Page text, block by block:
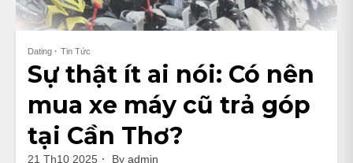
Dating Tin Tức
Sự thật ít ai nói: Có nên
mua xe máy cũ trả góp
tại Cần Thơ?
21 Th10 2025 By admin